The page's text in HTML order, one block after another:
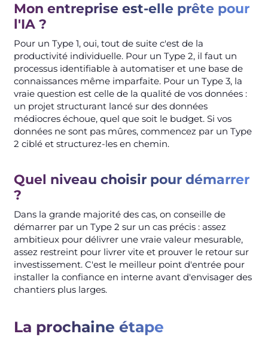
Mon entreprise est-elle prête pour
l'IA ?
Pour un Type 1, oui, tout de suite c'est de la
productivité individuelle. Pour un Type 2, il faut un
processus identifiable à automatiser et une base de
connaissances même imparfaite. Pour un Type 3, la
vraie question est celle de la qualité de vos données :
un projet structurant lancé sur des données
médiocres échoue, quel que soit le budget. Si vos
données ne sont pas mûres, commencez par un Type
2 ciblé et structurez-les en chemin.
Quel niveau choisir pour démarrer
?
Dans la grande majorité des cas, on conseille de
démarrer par un Type 2 sur un cas précis : assez
ambitieux pour délivrer une vraie valeur mesurable,
assez restreint pour livrer vite et prouver le retour sur
investissement. C'est le meilleur point d'entrée pour
installer la confiance en interne avant d'envisager des
chantiers plus larges.
La prochaine étape